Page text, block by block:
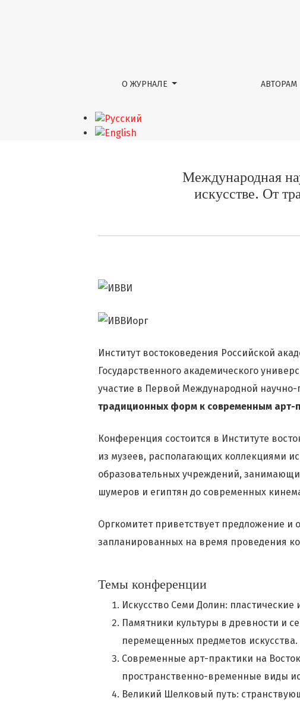
Международная научная конференция
О ЖУРНАЛЕ АВТОРАМ
Международная
искусстве. От
Институт востоковедения Российской
Государственного академического
участие в Первой Международной
традиционных форм к современным арт-
Конференция состоится в Институте
из музеев, располагающих коллекциями
образовательных учреждений,
шумеров и египтян до современных
Оргкомитет приветствует предложение
запланированных на время проведения
Темы конференции
Искусство Семи Долин:
Памятники культуры в древности и
перемещенных предметов искусства.
Современные арт-практики на
пространственно-временные виды
Великий Шелковый путь: